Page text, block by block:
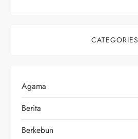
CATEGORIES
Agama
Berita
Berkebun